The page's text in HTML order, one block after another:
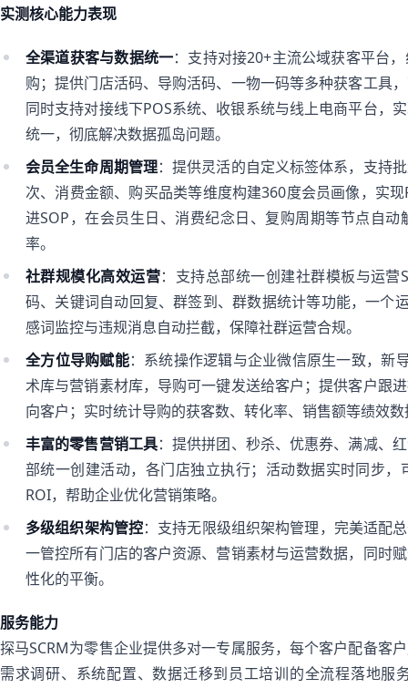
实测核心能力表现
全渠道获客与数据统一：支持对接20+主流公域获客平台
购；提供门店活码、导购活码、一物一码等多种获客工具
同时支持对接线下POS系统、收银系统与线上电商平台，
统一，彻底解决数据孤岛问题。
会员全生命周期管理：提供灵活的自定义标签体系，支持
次、消费金额、购买品类等维度构建360度会员画像，实
进SOP，在会员生日、消费纪念日、复购周期等节点自
率。
社群规模化高效运营：支持总部统一创建社群模板与运
码、关键词自动回复、群签到、群数据统计等功能，一个
感词监控与违规消息自动拦截，保障社群运营合规。
全方位导购赋能：系统操作逻辑与企业微信原生一致，新
术库与营销素材库，导购可一键发送给客户；提供客户跟
向客户；实时统计导购的获客数、转化率、销售额等绩效
丰富的零售营销工具：提供拼团、秒杀、优惠券、满减、
部统一创建活动，各门店独立执行；活动数据实时同步
ROI，帮助企业优化营销策略。
多级组织架构管控：支持无限级组织架构管理，完美适配
一管控所有门店的客户资源、营销素材与运营数据，同时
性化的平衡。
服务能力
探马SCRM为零售企业提供多对一专属服务，每个客户配备客
需求调研、系统配置、数据迁移到员工培训的全流程落地服